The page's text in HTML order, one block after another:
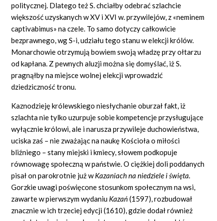
politycznej. Dlatego też S. chciałby odebrać szlachcie
większość uzyskanych w XV i XVI w. przywilejów, z «neminem
captivabimus» na czele. To samo dotyczy całkowicie
bezprawnego, wg S-i, udziału tego stanu w elekcji królów.
Monarchowie otrzymują bowiem swoją władzę przy ołtarzu
od kapłana. Z pewnych aluzji można się domyślać, iż S.
pragnąłby na miejsce wolnej elekcji wprowadzić
dziedziczność tronu.
Kaznodzieję królewskiego niesłychanie oburzał fakt, iż
szlachta nie tylko uzurpuje sobie kompetencje przysługujące
wyłącznie królowi, ale i narusza przywileje duchowieństwa,
uciska zaś – nie zważając na naukę Kościoła o miłości
bliźniego – stany miejski i kmiecy, słowem podkopuje
równowagę społeczną w państwie. O ciężkiej doli poddanych
pisał on parokrotnie już wKazaniach na niedziele i święta.
Gorzkie uwagi poświęcone stosunkom społecznym na wsi,
zawarte w pierwszym wydaniu Kazań(1597), rozbudował
znacznie w ich trzeciej edycji (1610), gdzie dodał również